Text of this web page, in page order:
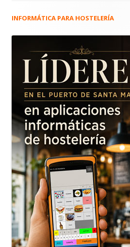
Barra
principal
INFORMÁTICA PARA HOSTELERÍA